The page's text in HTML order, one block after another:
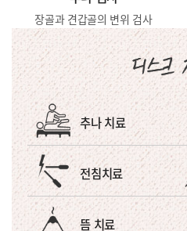
장골과 견갑골의 변위 검사
추나 치료
전침치료
뜸 치료